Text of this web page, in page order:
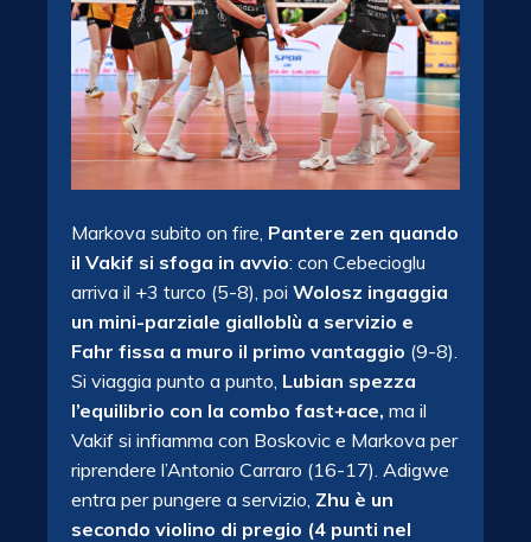
Markova subito on fire, Pantere zen quando
il Vakif si sfoga in avvio: con Cebecioglu
arriva il +3 turco (5-8), poi Wolosz ingaggia
un mini-parziale gialloblù a servizio e
Fahr fissa a muro il primo vantaggio (9-8).
Si viaggia punto a punto, Lubian spezza
l’equilibrio con la combo fast+ace, ma il
Vakif si infiamma con Boskovic e Markova per
riprendere l’Antonio Carraro (16-17). Adigwe
entra per pungere a servizio, Zhu è un
secondo violino di pregio (4 punti nel